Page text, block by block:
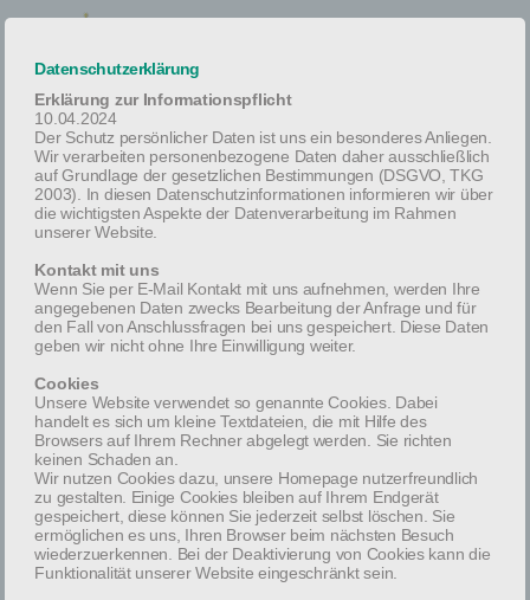
09/09/2020
Confrater Col. (ret.) Jack Smith verstorben
In Trauer gibt das Ordenskapitel der Ritter des Heiligen
Lazarus zu Jerusalem im Großpriorat von Österreich bekannt,
daß es Gott dem allmächtigen Vater gefallen hat, unseren
Colonel USAF (ret.)
Jack Humphrey Smith
Gratialritter des Lazarus-Ordens
nach erfülltem Leben, am 9. September 2020, im 86.
Lebensjahr, in die ewige Heimat abzuberufen.
Datenschutzerklärung
Erklärung zur Informationspflicht
10.04.2024
Der Schutz persönlicher Daten ist uns ein besonderes Anliegen.
Wir verarbeiten personenbezogene Daten daher ausschließlich
auf Grundlage der gesetzlichen Bestimmungen (DSGVO, TKG
2003). In diesen Datenschutzinformationen informieren wir über
die wichtigsten Aspekte der Datenverarbeitung im Rahmen
unserer Website.
Kontakt mit uns
Wenn Sie per E-Mail Kontakt mit uns aufnehmen, werden Ihre
angegebenen Daten zwecks Bearbeitung der Anfrage und für
den Fall von Anschlussfragen bei uns gespeichert. Diese Daten
geben wir nicht ohne Ihre Einwilligung weiter.
Cookies
Unsere Website verwendet so genannte Cookies. Dabei
handelt es sich um kleine Textdateien, die mit Hilfe des
Browsers auf Ihrem Rechner abgelegt werden. Sie richten
keinen Schaden an.
Wir nutzen Cookies dazu, unsere Homepage nutzerfreundlich
zu gestalten. Einige Cookies bleiben auf Ihrem Endgerät
gespeichert, diese können Sie jederzeit selbst löschen. Sie
ermöglichen es uns, Ihren Browser beim nächsten Besuch
wiederzuerkennen. Bei der Deaktivierung von Cookies kann die
Funktionalität unserer Website eingeschränkt sein.